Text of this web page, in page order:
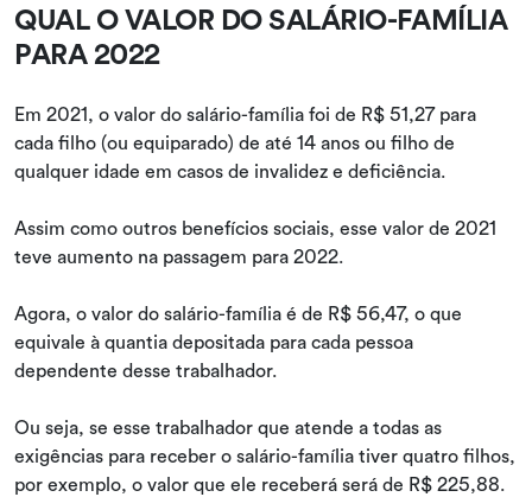
QUAL O VALOR DO SALÁRIO-FAMÍLIA
PARA 2022
Em 2021, o valor do salário-família foi de R$ 51,27 para
cada filho (ou equiparado) de até 14 anos ou filho de
qualquer idade em casos de invalidez e deficiência.
Assim como outros benefícios sociais, esse valor de 2021
teve aumento na passagem para 2022.
Agora, o valor do salário-família é de R$ 56,47, o que
equivale à quantia depositada para cada pessoa
dependente desse trabalhador.
Ou seja, se esse trabalhador que atende a todas as
exigências para receber o salário-família tiver quatro filhos,
por exemplo, o valor que ele receberá será de R$ 225,88.